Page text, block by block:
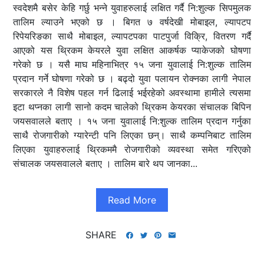
स्वदेशमै बसेर केहि गर्छु भन्ने युवाहरुलाई लक्षित गर्दै नि:शुल्क सिपमुलक
तालिम ल्याउने भएको छ । बिगत ७ वर्षदेखी मोबाइल, ल्यापटप
रिपेयरिङका साथै मोबाइल, ल्यापटपका पाटपुर्जा विक्रि, वितरण गर्दै
आएको यस थ्रिकम केयरले युवा लक्षित आकर्षक प्याकेजको घोषणा
गरेको छ । यसै माघ महिनाभित्र १५ जना युवालाई नि:शुल्क तालिम
प्रदान गर्ने घोषणा गरेको छ । बढ्दो युवा पलायन रोक्नका लागी नेपाल
सरकारले नै विशेष पहल गर्न ढिलाई भईरहेको अवस्थामा हामीले त्यसमा
इटा थप्नका लागी सानो कदम चालेको थ्रिकम केयरका संचालक बिपिन
जयसवालले बताए । १५ जना युवालाई नि:शुल्क तालिम प्रदान गर्नुका
साथै रोजगारीको ग्यारेन्टी पनि लिएका छन्। साथै कम्पनिबाट तालिम
लिएका युवाहरुलाई थ्रिकममै रोजगारीको व्यवस्था समेत गरिएको
संचालक जयसवालले बताए । तालिम बारे थप जानका...
Read More
SHARE